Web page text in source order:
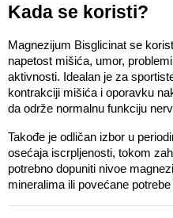
Kada se koristi?
Magnezijum Bisglicinat se
napetost mišića, umor,
aktivnosti. Idealan je za
kontrakciji mišića i oporavku
da održe normalnu funkciju
Takođe je odličan izbor u
osećaja iscrpljenosti, tokom
potrebno dopuniti nivoe
mineralima ili povećane